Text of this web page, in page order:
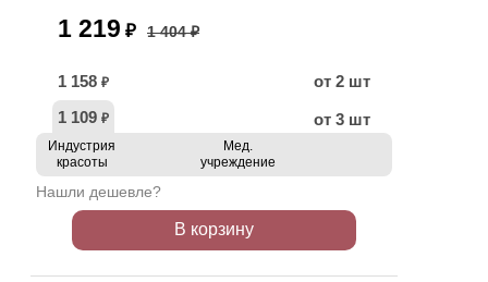
1 219 ₽ 1 404 ₽
1 158 ₽
от 2 шт
1 109 ₽ от 3 шт
Индустрия
красоты
Мед.
учреждение
Нашли дешевле?
В корзину